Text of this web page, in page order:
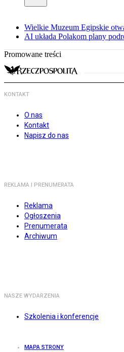
Wielkie Muzeum Egipskie
AI układa Polakom plany
Promowane treści
KONTAKT
O nas
Kontakt
Napisz do nas
REKLAMA I PRENUMERATA
Reklama
Ogłoszenia
Prenumerata
Archiwum
NASZE WYDARZENIA
Szkolenia i konferencje
MAPA STRONY